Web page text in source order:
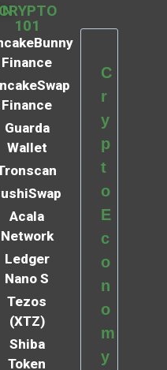
101
Finance
Finance
Guarda
Wallet
Acala
Network
Ledger
Nano S
Tezos
(XTZ)
Shiba
Token
C
r
y
p
t
o
E
c
o
n
o
m
y